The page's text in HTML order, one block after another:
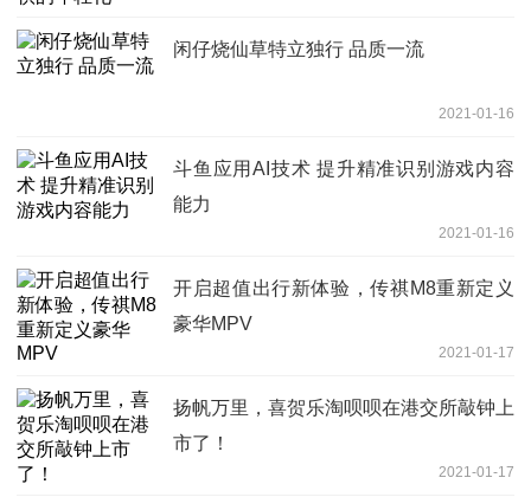
闲仔烧仙草特立独行 品质一流
2021-01-16
斗鱼应用AI技术 提升精准识别游戏内容
能力
2021-01-16
开启超值出行新体验，传祺M8重新定义
豪华MPV
2021-01-17
扬帆万里，喜贺乐淘呗呗在港交所敲钟上
市了！
2021-01-17